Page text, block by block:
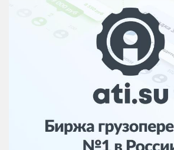
Региональная
логистика
ЭДО, ИТ в
логистике
Дороги,
инфраструктура
Логистика, грузы
Негабаритные и
опасные грузы